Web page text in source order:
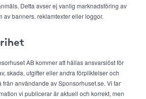
Detta avser ej vanlig marknadsföring av
av banners, reklamtexter eller loggor.
AB kommer att hållas ansvarslöst för
skada, utgifter eller andra förpliktelser och
från användande av Sponsorhuset.se. Vi tar
vi publicerar är aktuell och korrekt, men